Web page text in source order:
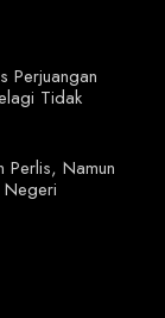
Perjuangan
Tidak
Perlis, Namun
Negeri